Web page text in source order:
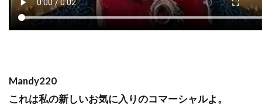
Mandy220
これは私の新しいお気に入りのコマーシャルよ。